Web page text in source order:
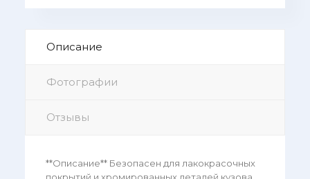
Описание
Фотографии
Отзывы
**Описание** Безопасен для лакокрасочных